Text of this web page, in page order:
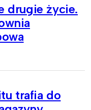
drugie życie.
trafia do